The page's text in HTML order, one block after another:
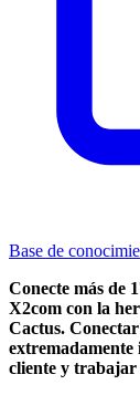
Base de
Conecte más de
X2com con la
Cactus.
cliente y trabajar